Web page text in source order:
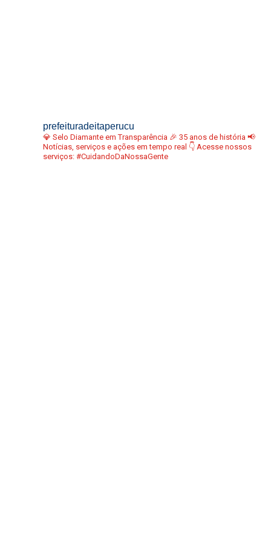
prefeituradeitaperucu
💎 Selo Diamante em Transparência 🎉 35 anos de história 📢
Notícias, serviços e ações em tempo real 👇 Acesse nossos
serviços: #CuidandoDaNossaGente